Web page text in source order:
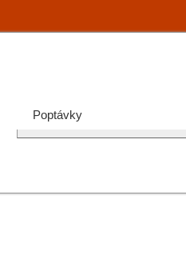
Poptávky